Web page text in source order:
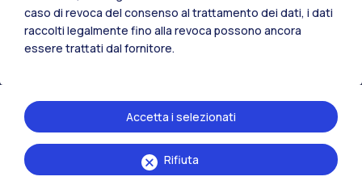
Tutti i siti dell’ecosistema
caso di revoca del consenso al trattamento dei dati, i dati
raccolti legalmente fino alla revoca possono ancora
essere trattati dal fornitore.
Rifiuta
Accetta i selezionati